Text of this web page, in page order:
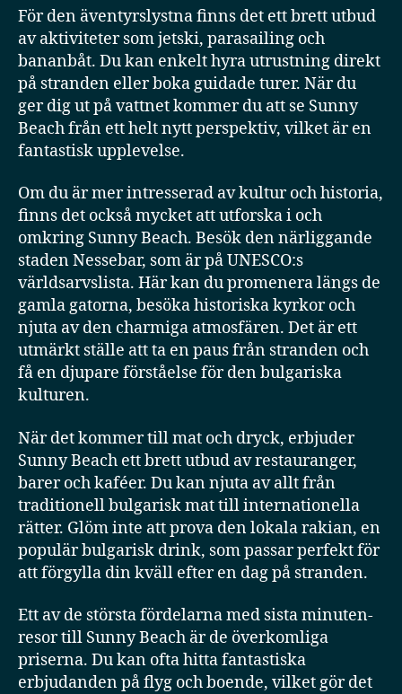
För den äventyrslystna finns det ett brett utbud
av aktiviteter som jetski, parasailing och
bananbåt. Du kan enkelt hyra utrustning direkt
på stranden eller boka guidade turer. När du
ger dig ut på vattnet kommer du att se Sunny
Beach från ett helt nytt perspektiv, vilket är en
fantastisk upplevelse.
Om du är mer intresserad av kultur och historia,
finns det också mycket att utforska i och
omkring Sunny Beach. Besök den närliggande
staden Nessebar, som är på UNESCO:s
världsarvslista. Här kan du promenera längs de
gamla gatorna, besöka historiska kyrkor och
njuta av den charmiga atmosfären. Det är ett
utmärkt ställe att ta en paus från stranden och
få en djupare förståelse för den bulgariska
kulturen.
När det kommer till mat och dryck, erbjuder
Sunny Beach ett brett utbud av restauranger,
barer och kaféer. Du kan njuta av allt från
traditionell bulgarisk mat till internationella
rätter. Glöm inte att prova den lokala rakian, en
populär bulgarisk drink, som passar perfekt för
att förgylla din kväll efter en dag på stranden.
Ett av de största fördelarna med sista minuten-
resor till Sunny Beach är de överkomliga
priserna. Du kan ofta hitta fantastiska
erbjudanden på flyg och boende, vilket gör det